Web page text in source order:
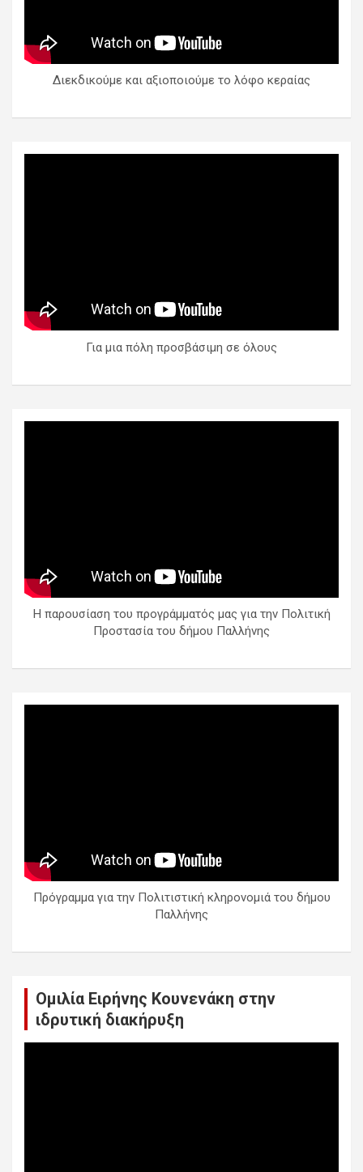
Διεκδικούμε και αξιοποιούμε το λόφο κεραίας
Για μια πόλη προσβάσιμη σε όλους
Η παρουσίαση του προγράμματός μας για την Πολιτική
Προστασία του δήμου Παλλήνης
Πρόγραμμα για την Πολιτιστική κληρονομιά του δήμου
Παλλήνης
Ομιλία Ειρήνης Κουνενάκη στην
ιδρυτική διακήρυξη